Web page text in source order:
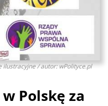
ilustracyjne / autor: wPolityce.pl
Polskę za